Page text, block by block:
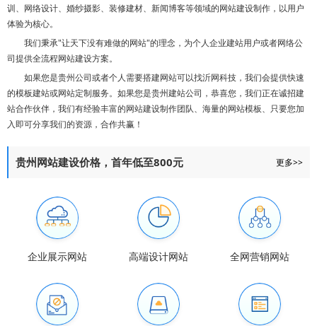
训、网络设计、婚纱摄影、装修建材、新闻博客等领域的网站建设制作，以用户
体验为核心。
我们秉承"让天下没有难做的网站"的理念，为个人企业建站用户或者网络公
司提供全流程网站建设方案。
如果您是贵州公司或者个人需要搭建网站可以找沂网科技，我们会提供快速
的模板建站或网站定制服务。如果您是贵州建站公司，恭喜您，我们正在诚招建
站合作伙伴，我们有经验丰富的网站建设制作团队、海量的网站模板、只要您加
入即可分享我们的资源，合作共赢！
贵州网站建设价格，首年低至800元 更多>>
企业展示网站 高端设计网站 全网营销网站